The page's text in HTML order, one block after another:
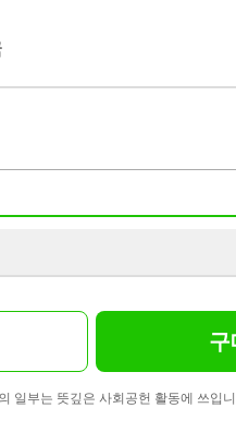
구
일부는 뜻깊은 사회공헌 활동에 쓰입